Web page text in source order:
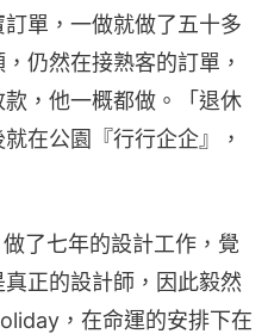
單，一做就做了五十多
仍然在接熟客的訂單，
，他一概都做。「退休
在公園『行行企企』，
了七年的設計工作，覺
正的設計師，因此毅然
，在命運的安排下在